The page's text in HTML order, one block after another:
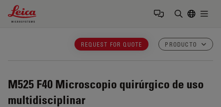
Leica Microsystems Logo
REQUEST FOR QUOTE PRODUCTO
M525 F40 Microscopio quirúrgico de uso
multidisciplinar